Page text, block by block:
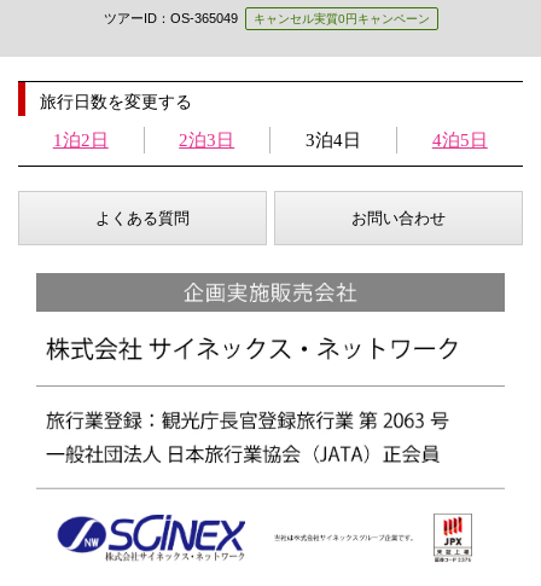
ツアーID：OS-365049 キャンセル実質0円キャンペーン
旅行日数を変更する
1泊2日 2泊3日 3泊4日 4泊5日
よくある質問 お問い合わせ